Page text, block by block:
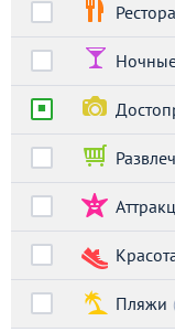
Пляжи